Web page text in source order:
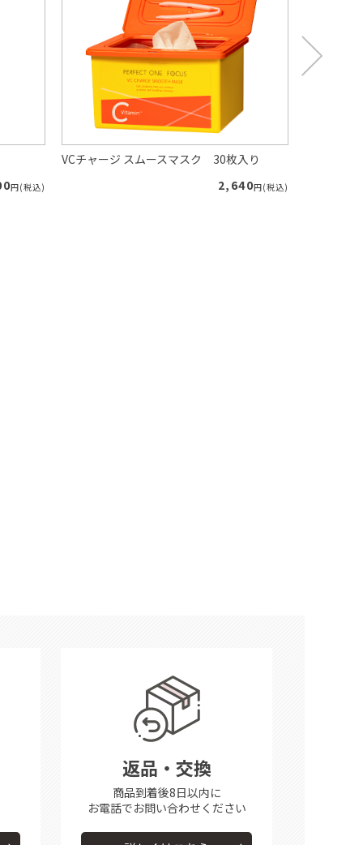
円(税込)
VCチャージ スムースマスク 30枚入り
2,640円(税込)
返品・交換
商品到着後8日以内に
お電話でお問い合わせください